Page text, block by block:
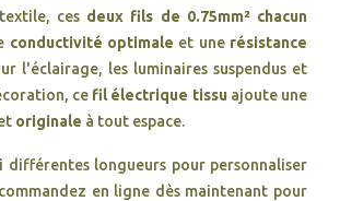
ces deux fils de 0.75mm² chacun
conductivité optimale et une résistance
l'éclairage, les luminaires suspendus et
ce fil électrique tissuajoute une
originale à tout espace.
différentes longueurs pour personnaliser
en ligne dès maintenant pour